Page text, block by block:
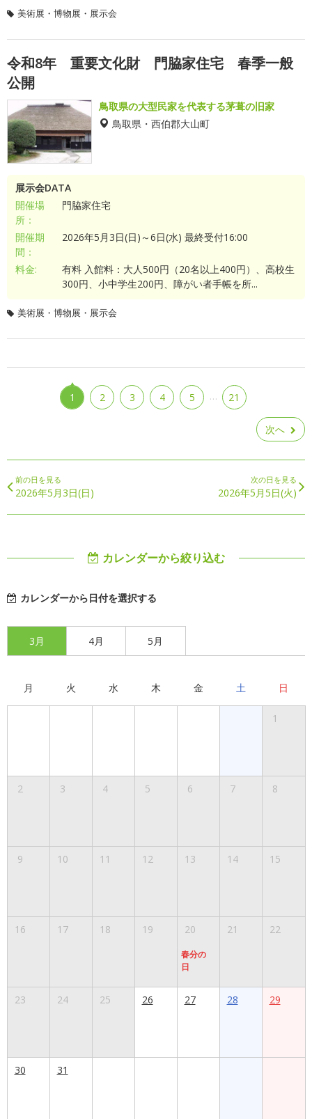
美術展・博物展・展示会
令和8年 重要文化財 門脇家住宅 春季一般
公開
鳥取県の大型民家を代表する茅葺の旧家
鳥取県・西伯郡大山町
展示会DATA
開催場
所：
門脇家住宅
開催期
間：
2026年5月3日(日)～6日(水) 最終受付16:00
料金:
有料 入館料：大人500円（20名以上400円）、高校生
300円、小中学生200円、障がい者手帳を所...
美術展・博物展・展示会
1 2 3 4 5 … 21
次へ
前の日を見る
2026年5月3日(日)
次の日を見る
2026年5月5日(火)
カレンダーから絞り込む
カレンダーから日付を選択する
3月 4月 5月
月 火 水 木 金 土 日
1
2 3 4 5 6 7 8
9 10 11 12 13 14 15
16 17 18 19 20
春分の
日
21 22
23 24 25 26 27 28 29
30 31